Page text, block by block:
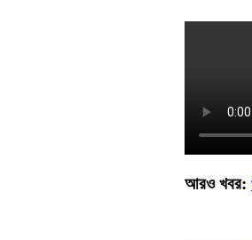
আরও খবর: